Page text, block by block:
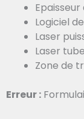
Laser
Laser
Zone
Erreur :